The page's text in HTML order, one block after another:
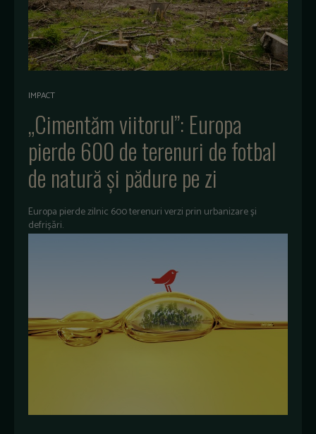
IMPACT
„Cimentăm viitorul”: Europa
pierde 600 de terenuri de fotbal
de natură și pădure pe zi
Europa pierde zilnic 600 terenuri verzi prin urbanizare și
defrișări.